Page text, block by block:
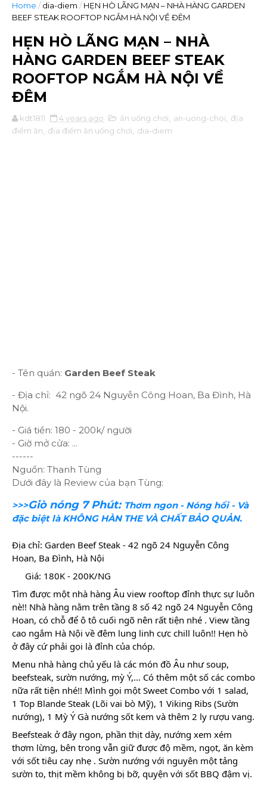
Home / dia-diem / HẸN HÒ LÃNG MẠN – NHÀ HÀNG GARDEN
BEEF STEAK ROOFTOP NGẮM HÀ NỘI VỀ ĐÊM
HẸN HÒ LÃNG MẠN – NHÀ
HÀNG GARDEN BEEF STEAK
ROOFTOP NGẮM HÀ NỘI VỀ
ĐÊM
kdt1811 4 years ago ăn uống chơi an-uong-choi
địa
điểm ăn
địa điểm ăn uống chơi dia-diem
- Tên quán: Garden Beef Steak
- Địa chỉ: 42 ngõ 24 Nguyễn Công Hoan, Ba Đình, Hà
Nội.
- Giá tiền: 180 - 200k/ người
- Giờ mở cửa: ...
------
Nguồn: Thanh Tùng
Dưới đây là Review của bạn Tùng:
>>>Giò nóng 7 Phút: Thơm ngon - Nóng hổi - Và
đặc biệt là KHÔNG HÀN THE VÀ CHẤT BẢO QUẢN.
Địa chỉ: Garden Beef Steak - 42 ngõ 24 Nguyễn Công
Hoan, Ba Đình, Hà Nội
Giá: 180K - 200K/NG
Tìm được một nhà hàng Âu view rooftop đỉnh thực sự luôn
nè!! Nhà hàng nằm trên tầng 8 số 42 ngõ 24 Nguyễn Công
Hoan, có chỗ để ô tô cuối ngõ nên rất tiện nhé . View tầng
cao ngắm Hà Nội về đêm lung linh cực chill luôn!! Hẹn hò
ở đây cứ phải gọi là đỉnh của chóp.
Menu nhà hàng chủ yếu là các món đồ Âu như soup,
beefsteak, sườn nướng, mỳ Ý,… Có thêm một số các combo
nữa rất tiện nhé!! Mình gọi một Sweet Combo với 1 salad,
1 Top Blande Steak (Lõi vai bò Mỹ), 1 Viking Ribs (Sườn
nướng), 1 Mỳ Ý Gà nướng sốt kem và thêm 2 ly rượu vang.
Beefsteak ở đây ngon, phần thịt dày, nướng xem xém
thơm lừng, bên trong vẫn giữ được độ mềm, ngọt, ăn kèm
với sốt tiêu cay nhẹ . Sườn nướng với nguyên một tảng
sườn to, thịt mềm không bị bỡ, quyện với sốt BBQ đậm vị.